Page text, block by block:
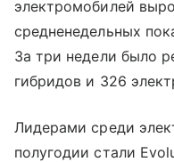
электромобилей
средненедельных
За три недели было
гибридов и 326
Лидерами среди
полугодии стали